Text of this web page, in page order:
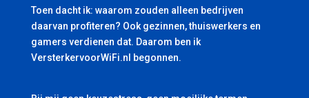
Toen dacht ik: waarom zouden alleen bedrijven
daarvan profiteren? Ook gezinnen, thuiswerkers en
gamers verdienen dat. Daarom ben ik
VersterkervoorWiFi.nl begonnen.